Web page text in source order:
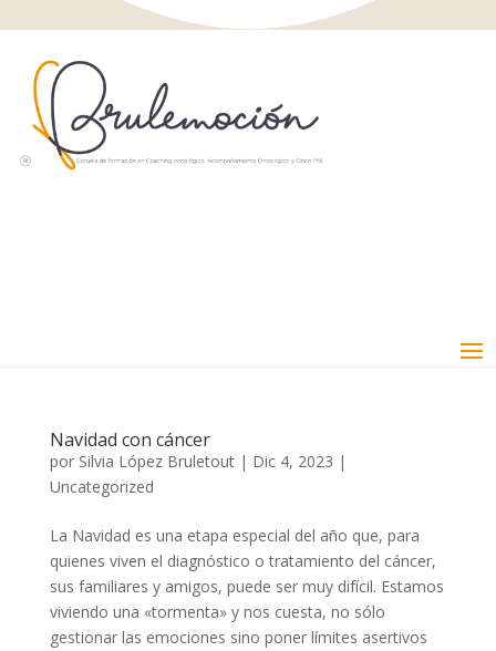
Navidad con cáncer
por Silvia López Bruletout| Dic 4, 2023 |
Uncategorized
La Navidad es una etapa especial del año que, para
quienes viven el diagnóstico o tratamiento del cáncer,
sus familiares y amigos, puede ser muy difícil. Estamos
viviendo una «tormenta» y nos cuesta, no sólo
gestionar las emociones sino poner límites asertivos